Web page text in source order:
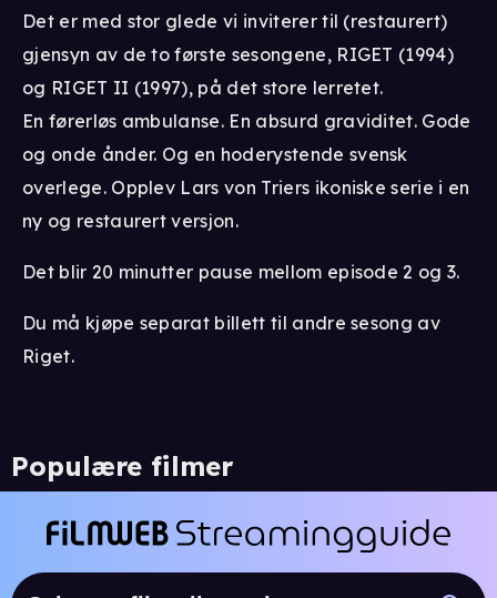
Det er med stor glede vi inviterer til (restaurert)
gjensyn av de to første sesongene, RIGET (1994)
og RIGET II (1997), på det store lerretet.
En førerløs ambulanse. En absurd graviditet. Gode
og onde ånder. Og en hoderystende svensk
overlege. Opplev Lars von Triers ikoniske serie i en
ny og restaurert versjon.
Det blir 20 minutter pause mellom episode 2 og 3.
Du må kjøpe separat billett til andre sesong av
Riget.
Populære filmer